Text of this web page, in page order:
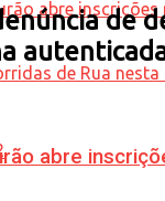
abre
de